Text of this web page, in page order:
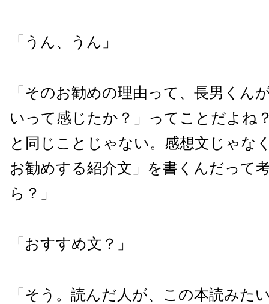
「うん、うん」
「そのお勧めの理由って、長男くん
いって感じたか？」ってことだよね
と同じことじゃない。感想文じゃな
お勧めする紹介文」を書くんだって
ら？」
「おすすめ文？」
「そう。読んだ人が、この本読みた